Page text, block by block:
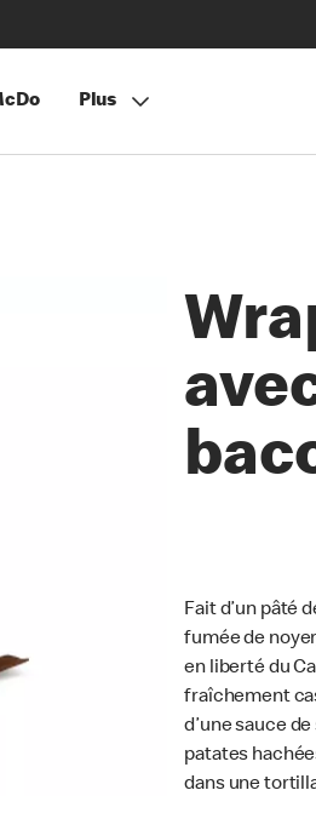
Plus
Fait d’un pâté
fumée de
en liberté du
fraîchement
d’une sauce
patates
dans une